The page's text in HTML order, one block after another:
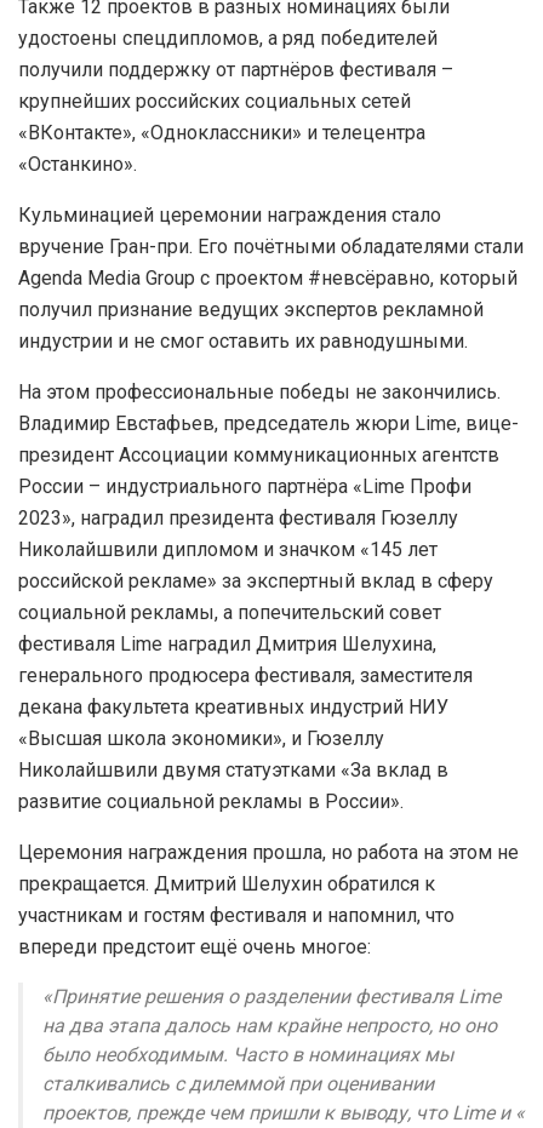
Также 12 проектов в разных номинациях были
удостоены спецдипломов, а ряд победителей
получили поддержку от партнёров фестиваля –
крупнейших российских социальных сетей
«ВКонтакте», «Одноклассники» и телецентра
«Останкино».
Кульминацией церемонии награждения стало
вручение Гран-при. Его почётными обладателями стали
Agenda Media Group с проектом #невсёравно, который
получил признание ведущих экспертов рекламной
индустрии и не смог оставить их равнодушными.
На этом профессиональные победы не закончились.
Владимир Евстафьев, председатель жюри Lime, вице-
президент Ассоциации коммуникационных агентств
России – индустриального партнёра «Lime Профи
2023», наградил президента фестиваля Гюзеллу
Николайшвили дипломом и значком «145 лет
российской рекламе» за экспертный вклад в сферу
социальной рекламы, а попечительский совет
фестиваля Lime наградил Дмитрия Шелухина,
генерального продюсера фестиваля, заместителя
декана факультета креативных индустрий НИУ
«Высшая школа экономики», и Гюзеллу
Николайшвили двумя статуэтками «За вклад в
развитие социальной рекламы в России».
Церемония награждения прошла, но работа на этом не
прекращается. Дмитрий Шелухин обратился к
участникам и гостям фестиваля и напомнил, что
впереди предстоит ещё очень многое:
«Принятие решения о разделении фестиваля Lime
на два этапа далось нам крайне непросто, но оно
было необходимым. Часто в номинациях мы
сталкивались с дилеммой при оценивании
проектов, прежде чем пришли к выводу, что Lime и «